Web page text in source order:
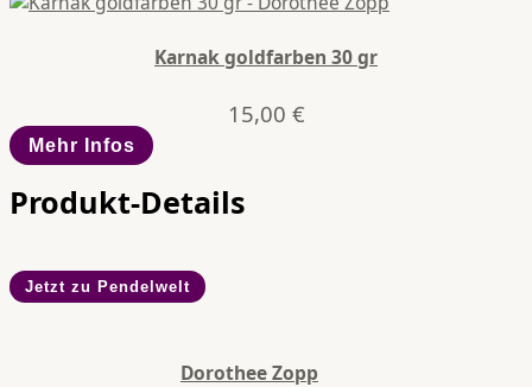
Karnak goldfarben 30 gr
15,00 €
Mehr Infos
Produkt-Details
Jetzt zu Pendelwelt
Dorothee Zopp